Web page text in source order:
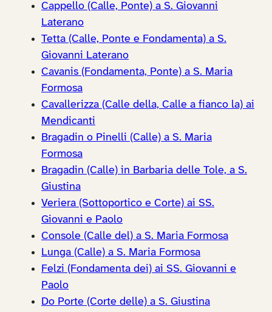
Cappello (Calle, Ponte) a S. Giovanni
Laterano
Tetta (Calle, Ponte e Fondamenta) a S.
Giovanni Laterano
Cavanis (Fondamenta, Ponte) a S. Maria
Formosa
Cavallerizza (Calle della, Calle a fianco la) ai
Mendicanti
Bragadin o Pinelli (Calle) a S. Maria
Formosa
Bragadin (Calle) in Barbaria delle Tole, a S.
Giustina
Veriera (Sottoportico e Corte) ai SS.
Giovanni e Paolo
Console (Calle del) a S. Maria Formosa
Lunga (Calle) a S. Maria Formosa
Felzi (Fondamenta dei) ai SS. Giovanni e
Paolo
Do Porte (Corte delle) a S. Giustina